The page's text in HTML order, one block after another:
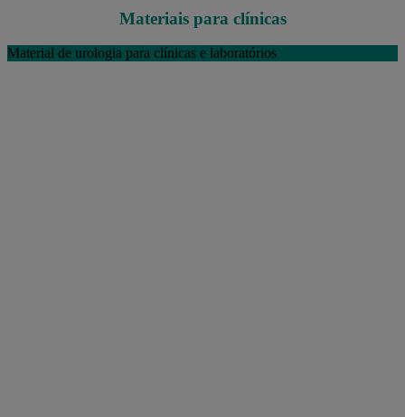
Materiais para clínicas
Material de urologia para clínicas e laboratórios